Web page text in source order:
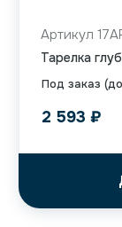
Под заказ
Артикул
Тарелка
2 593 ₽